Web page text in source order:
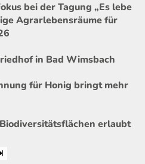
bei der Tagung „Es lebe
Agrarlebensräume für
in Bad Wimsbach
für Honig bringt mehr
erlaubt